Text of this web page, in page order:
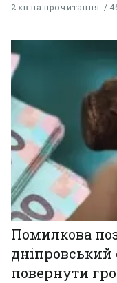
2 хв на прочитання
Помилкова
повернути